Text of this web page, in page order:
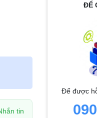
tin
ĐỂ
Để được